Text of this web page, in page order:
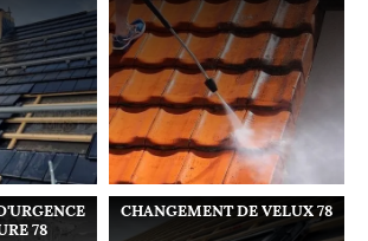
78
CHANGEMENT DE VELUX 78